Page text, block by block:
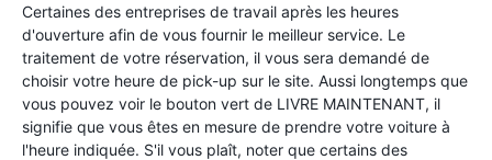
Certaines des entreprises de travail après les heures
d'ouverture afin de vous fournir le meilleur service. Le
traitement de votre réservation, il vous sera demandé de
choisir votre heure de pick-up sur le site. Aussi longtemps que
vous pouvez voir le bouton vert de LIVRE MAINTENANT, il
signifie que vous êtes en mesure de prendre votre voiture à
l'heure indiquée. S'il vous plaît, noter que certains des